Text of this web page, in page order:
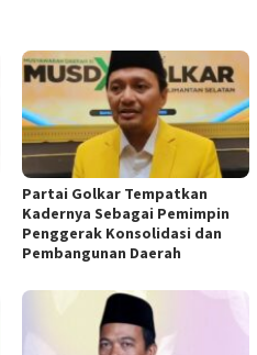
Partai Golkar Tempatkan
Kadernya Sebagai Pemimpin
Penggerak Konsolidasi dan
Pembangunan Daerah